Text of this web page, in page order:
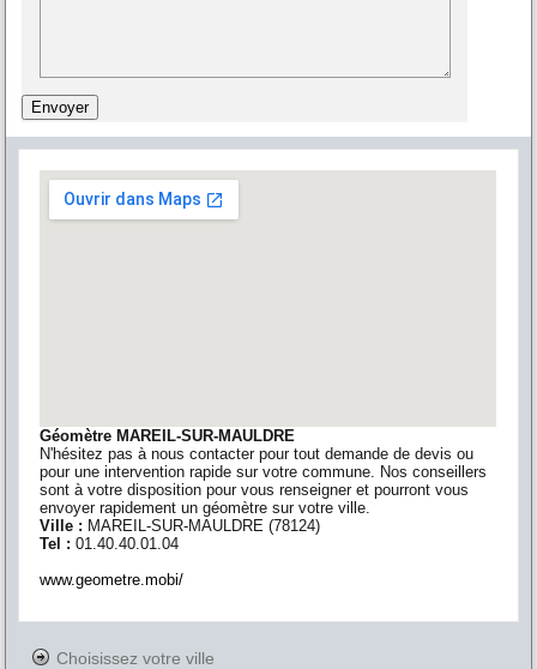
Géomètre MAREIL-SUR-MAULDRE
N'hésitez pas à nous contacter pour tout demande de devis ou
pour une intervention rapide sur votre commune. Nos conseillers
sont à votre disposition pour vous renseigner et pourront vous
envoyer rapidement un géomètre sur votre ville.
Ville : MAREIL-SUR-MAULDRE (78124)
Tel :01.40.40.01.04
www.geometre.mobi/
Choisissez votre ville